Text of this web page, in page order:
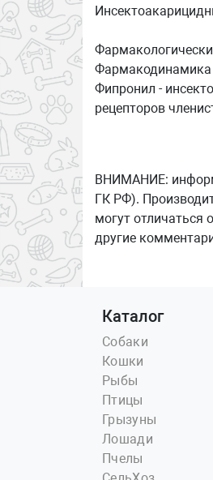
Фипронил -
рецепторов
ВНИМАНИЕ:
ГК РФ).
могут отличаться
другие
Каталог
Собаки
Кошки
Рыбы
Птицы
Грызуны
Лошади
Пчелы